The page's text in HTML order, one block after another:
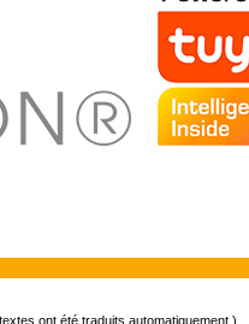
ont été traduits automatiquement.)